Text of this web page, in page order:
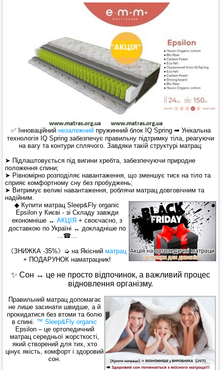
✅ Інноваційний незалежнийпружинний блок IQ Spring ➡ Унікальна
технологія IQ Spring забезпечує правильну підтримку тіла, реагуючи
на вагу та контури сплячого. Завдяки такій структурі матрац:
➤ Підлаштовується під вигини хребта, забезпечуючи природне
положення спини;
➤ Рівномірно розподіляє навантаження, що зменшує тиск на тіло та
сприяє комфортному сну без пробуджень;
➤ Витримує великі навантаження, роблячи матрац довговічним та
надійним.
◆ Купити матрац Sleep&Fly organic
Epsilon у Києві - зі Складу завжди
економніше ↔ АКЦІЯ + своєчасно, з
доставкою по Україні ↔ докладніше по
...☎...
《ЗНИЖКА -35%》➭ на Якісний матрац
+ ПОДАРУНОК наматрацник!
✨ Сон ↔ це не просто відпочинок, а важливий процес
відновлення організму.
Правильний матрац допомагає
не лише засинати швидше, а й
прокидатися без втоми та болю
в спині. ™ Sleep&Fly organic
Epsilon – це ортопедичний
матрац середньої жорсткості,
який створений для тих, хто
цінує якість, комфорт і здоровий
сон.